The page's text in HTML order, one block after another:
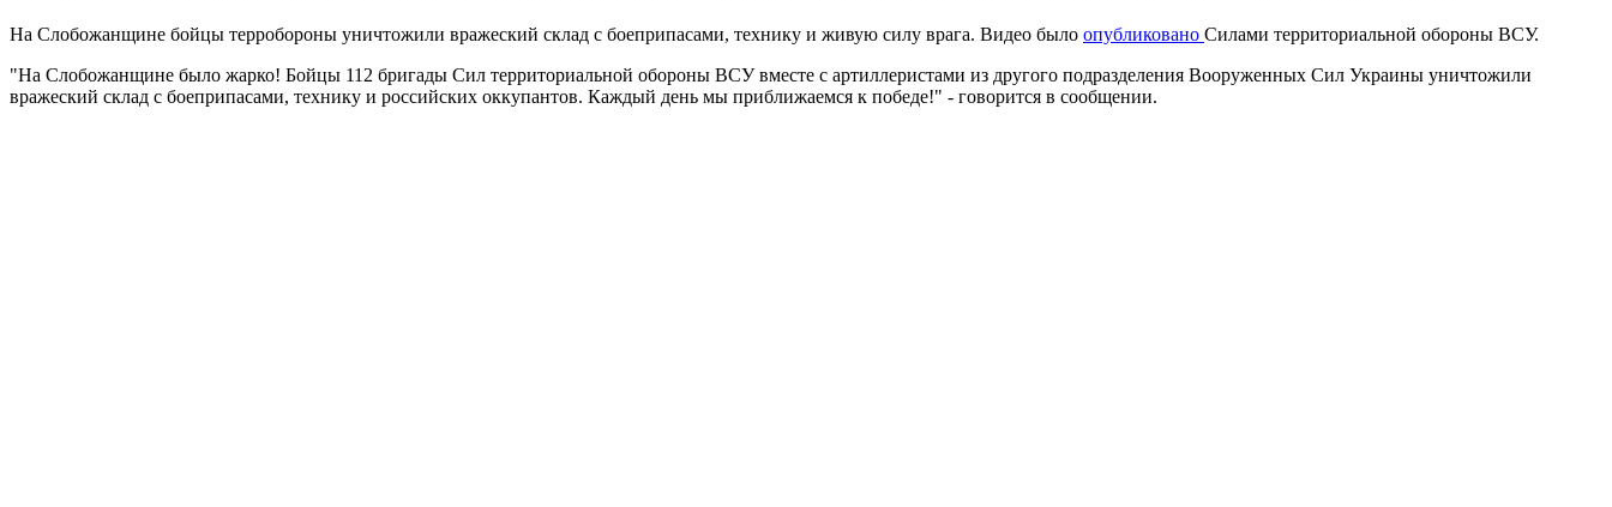
На Слобожанщине бойцы терробороны уничтожили вражеский склад с боеприпасами, технику и живую силу врага. Видео было опубликовано Силами территориальной обороны ВСУ.
"На Слобожанщине было жарко! Бойцы 112 бригады Сил территориальной обороны ВСУ вместе с артиллеристами из другого подразделения Вооруженных Сил Украины уничтожили
вражеский склад с боеприпасами, технику и российских оккупантов. Каждый день мы приближаемся к победе!" - говорится в сообщении.